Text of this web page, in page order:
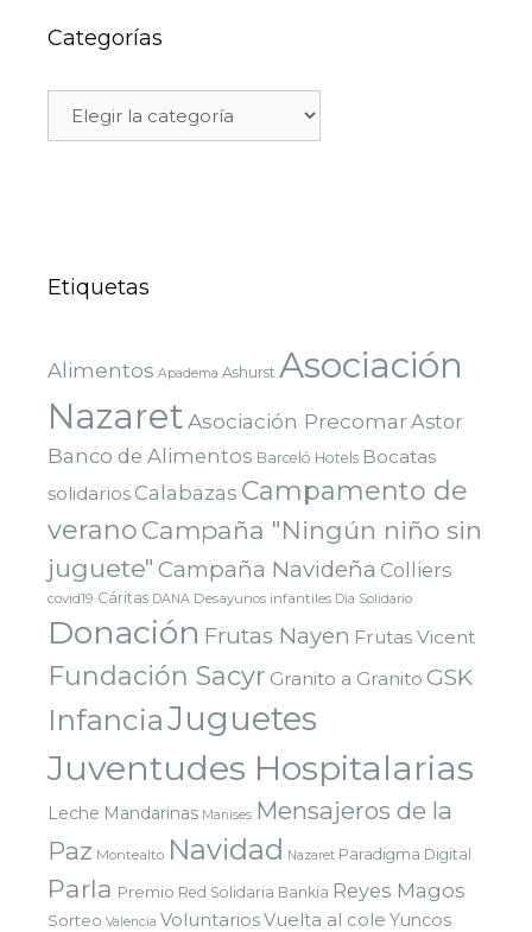
Categorías
Etiquetas
Alimentos Apadema Ashurst Asociación
NazaretAsociación PrecomarAstor
Banco de Alimentos Barceló Hotels Bocatas
solidarios Calabazas Campamento de
verano Campaña "Ningún niño sin
juguete" Campaña Navideña Colliers
covid19 Cáritas DANA Desayunos infantiles Dia Solidario
Donación Frutas Nayen Frutas Vicent
Fundación Sacyr Granito a Granito GSK
InfanciaJuguetes
Juventudes Hospitalarias
Leche Mandarinas Manises Mensajeros de la
Paz Montealto Navidad Nazaret Paradigma Digital
Parla Premio Red Solidaria Bankia Reyes Magos
Sorteo Valencia VoluntariosVuelta al cole Yuncos